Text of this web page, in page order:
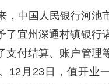
，中国人民银行河池
了宜州深通村镇银行
支付结算、账户管理
12月23日，值开业